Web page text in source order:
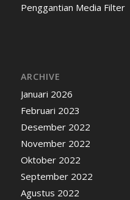
Penggantian Media Filter
ARCHIVE
Januari 2026
Februari 2023
Desember 2022
November 2022
Oktober 2022
September 2022
Agustus 2022